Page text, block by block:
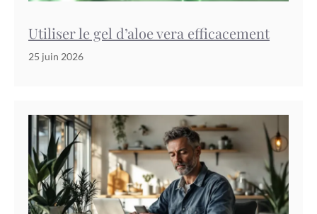
Utiliser le gel d’aloe vera efficacement
25 juin 2026